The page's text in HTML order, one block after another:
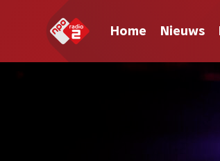
Home Nieuws